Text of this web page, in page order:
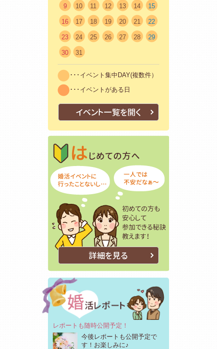
9 10 11 12 13 14 15
16 17 18 19 20 21 22
23 24 25 26 27 28 29
30 31
･･･イベント集中DAY(複数件）
･･･イベントがある日
イベント一覧を開く
はじめての方
詳細を見る
レポートも随時公開予定！
今後レポートも公開予定で
す！お楽しみに♪